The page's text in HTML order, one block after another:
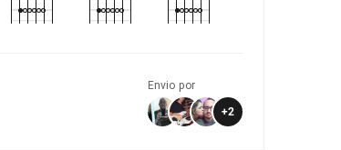
Envio por
+2